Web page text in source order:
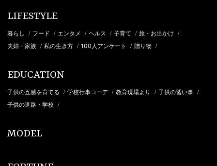
LIFESTYLE
暮らし / フード / エンタメ / ヘルス / 子育て / 旅・お出かけ /
夫婦・家族 / 私の生き方 / 100人アンケート / 贈り物 /
EDUCATION
子供の五感を育てる / 学校行事コーデ / 教育現場より / 子供の習い事 /
子供の進路・学校 /
MODEL